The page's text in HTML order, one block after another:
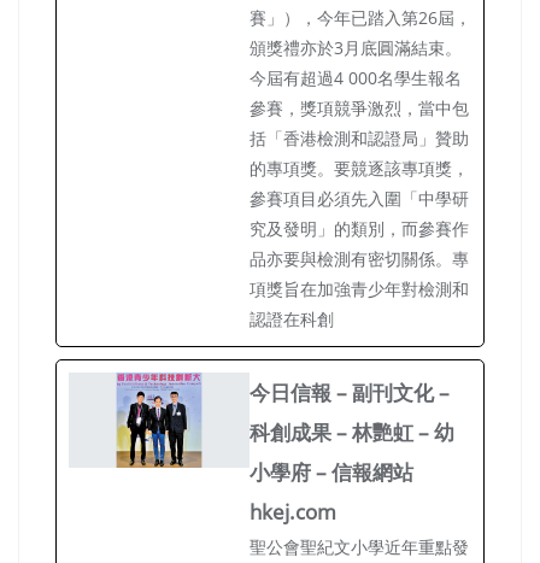
賽」），今年已踏入第26屆，
頒獎禮亦於3月底圓滿結束。
今屆有超過4 000名學生報名
參賽，獎項競爭激烈，當中包
括「香港檢測和認證局」贊助
的專項獎。要競逐該專項獎，
參賽項目必須先入圍「中學研
究及發明」的類別，而參賽作
品亦要與檢測有密切關係。專
項獎旨在加強青少年對檢測和
認證在科創
今日信報 – 副刊文化 –
科創成果 – 林艷虹 – 幼
小學府 – 信報網站
hkej.com
聖公會聖紀文小學近年重點發